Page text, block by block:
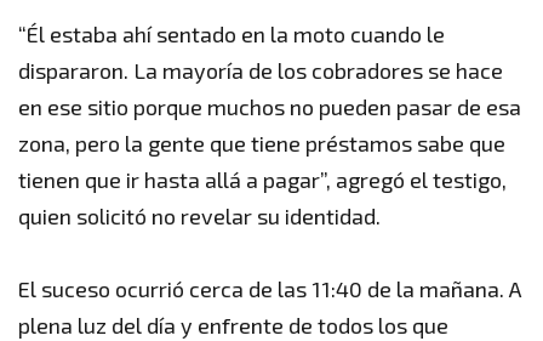
“Él estaba ahí sentado en la moto cuando le
dispararon. La mayoría de los cobradores se hace
en ese sitio porque muchos no pueden pasar de esa
zona, pero la gente que tiene préstamos sabe que
tienen que ir hasta allá a pagar”, agregó el testigo,
quien solicitó no revelar su identidad.
El suceso ocurrió cerca de las 11:40 de la mañana. A
plena luz del día y enfrente de todos los que